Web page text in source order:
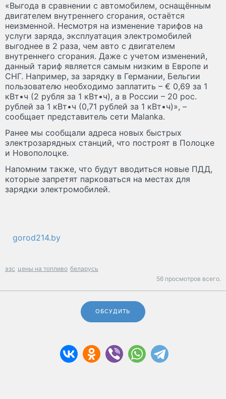
«Выгода в сравнении с автомобилем, оснащённым
двигателем внутреннего сгорания, остаётся
неизменной. Несмотря на изменение тарифов на
услуги заряда, эксплуатация электромобилей
выгоднее в 2 раза, чем авто с двигателем
внутреннего сгорания. Даже с учетом изменений,
данный тариф является самым низким в Европе и
СНГ. Например, за зарядку в Германии, Бельгии
пользователю необходимо заплатить – € 0,69 за 1
кВт•ч (2 рубля за 1 кВт•ч), а в России – 20 рос.
рублей за 1 кВт•ч (0,71 рублей за 1 кВт•ч)», –
сообщает представитель сети Malanka.
Ранее мы сообщали адреса новых быстрых
электрозарядных станций, что построят в Полоцке
и Новополоцке.
Напомним также, что будут вводиться новые ПДД,
которые запретят парковаться на местах для
зарядки электромобилей.
gorod214.by
эзс цены на топливо беларусь
56 просмотров всего.
ОБСУДИТЬ